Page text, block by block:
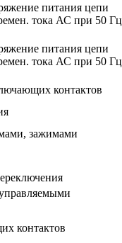
питания цепи
тока АС при 50 Гц
питания цепи
тока АС при 50 Гц
контактов
зажимами
контактов